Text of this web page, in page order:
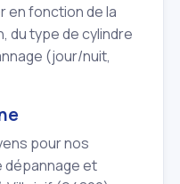
en fonction de la
du type de cylindre
(jour/nuit,
pour nos
et